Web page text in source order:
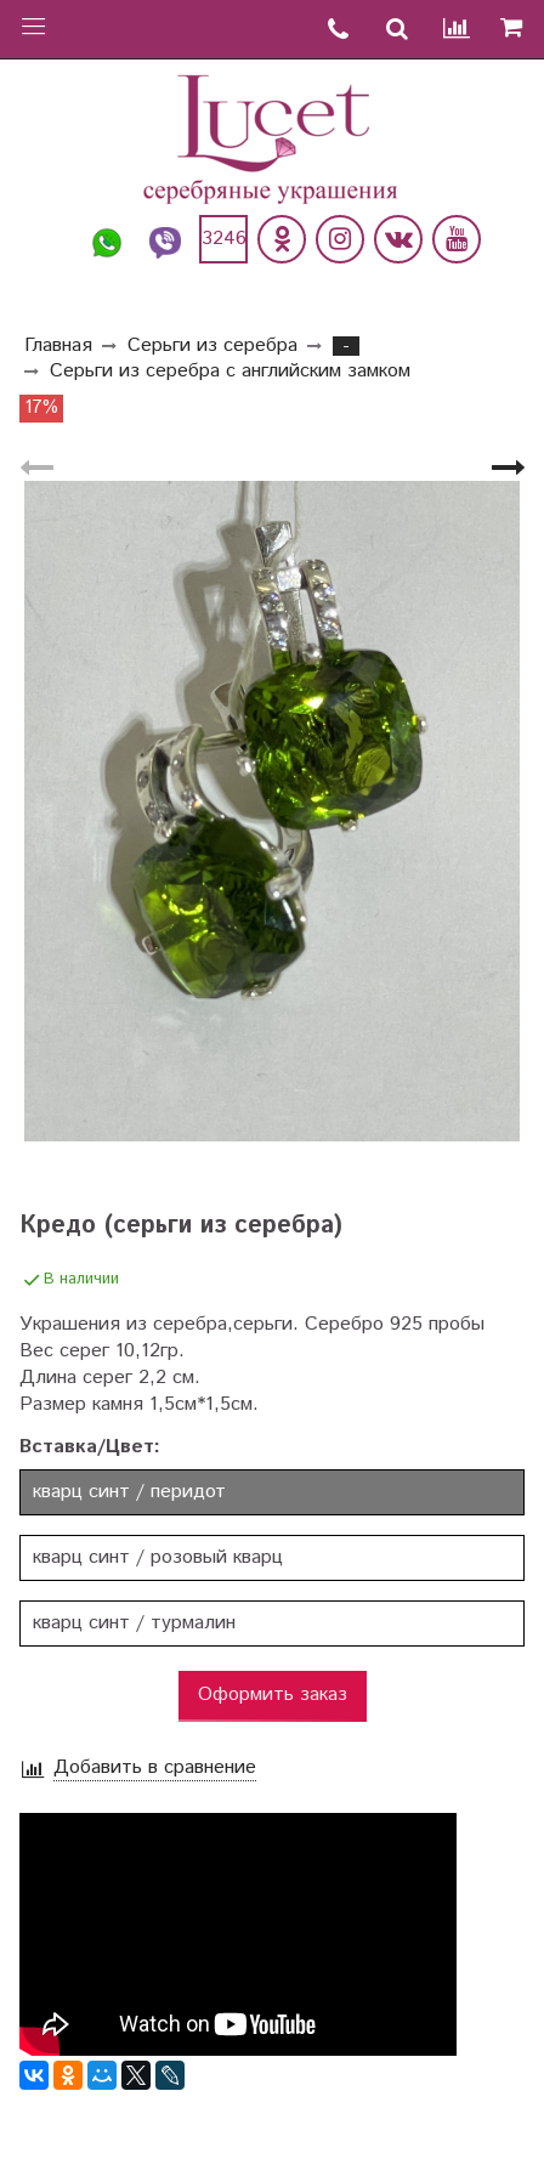
3246
Главная Серьги из серебра
-
Серьги из серебра с английским замком
17%
Кредо (серьги из серебра)
В наличии
Украшения из серебра,серьги. Серебро 925 пробы
Вес серег 10,12гр.
Длина серег 2,2 см.
Размер камня 1,5см*1,5см.
Вставка/Цвет:
кварц синт / перидот
кварц синт / розовый кварц
кварц синт / турмалин
Оформить заказ
Добавить в сравнение